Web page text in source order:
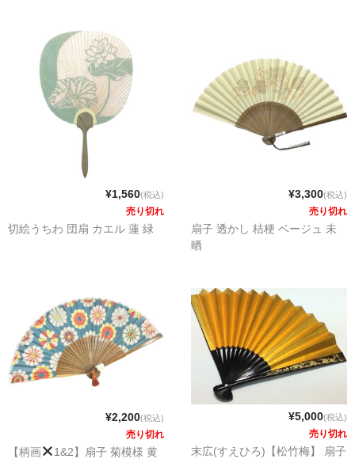
¥1,560(税込)
売り切れ
切絵うちわ 団扇 カエル 蓮 緑
¥3,300(税込)
売り切れ
扇子 透かし 桔梗 ベージュ 未
晒
¥2,200(税込)
売り切れ
【柄画
1&2】扇子 菊模様 黄
¥5,000(税込)
売り切れ
末広(すえひろ)【松竹梅】 扇子